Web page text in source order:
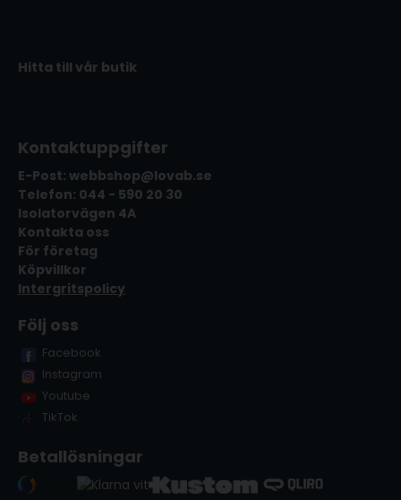
Hitta till vår butik
Kontaktuppgifter
E-Post: webbshop@lovab.se
Telefon: 044 - 590 20 30
Isolatorvägen 4A
Kontakta oss
För företag
Köpvillkor
Intergritspolicy
Följ oss
Facebook
Instagram
Youtube
TikTok
Betallösningar